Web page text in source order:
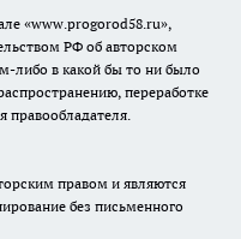
«www.progorod58.ru»,
РФ об авторском
либо в какой бы то ни было
переработке
правообладателя.
правом и являются
без письменного